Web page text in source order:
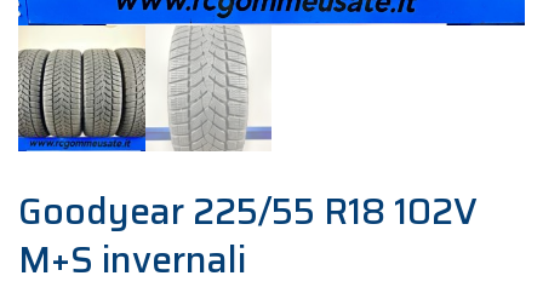
Goodyear 225/55 R18 102V
M+S invernali